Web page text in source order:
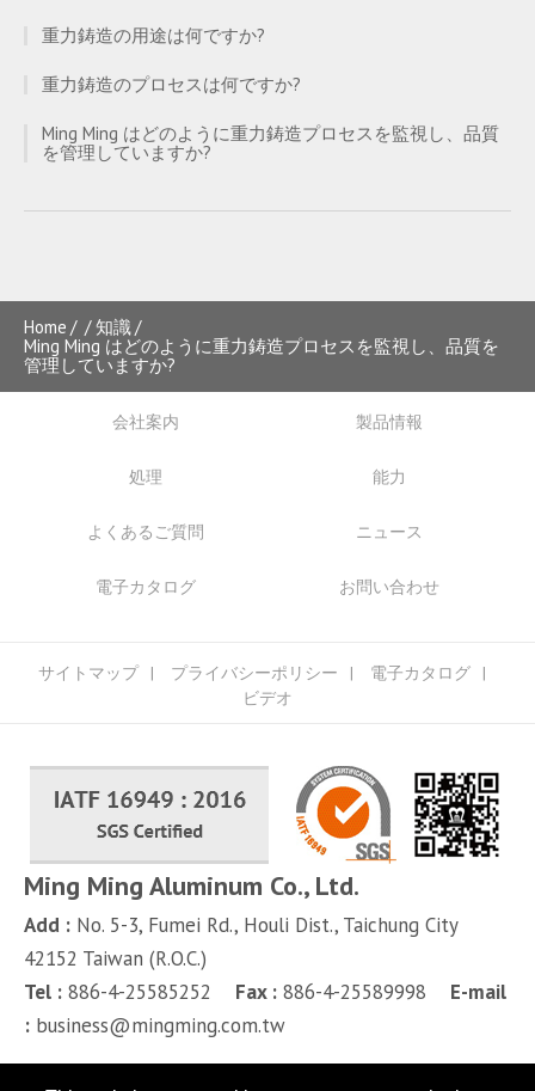
重力鋳造の用途は何ですか?
重力鋳造のプロセスは何ですか?
Ming Ming はどのように重力鋳造プロセスを監視し、品質
を管理していますか?
Home
知識
Ming Ming はどのように重力鋳造プロセスを監視し、品質を
管理していますか?
会社案内 製品情報
処理 能力
よくあるご質問 ニュース
電子カタログ お問い合わせ
サイトマップ プライバシーポリシー
電子カタログ
ビデオ
Ming Ming Aluminum Co., Ltd.
Add : No. 5-3, Fumei Rd., Houli Dist., Taichung City
42152 Taiwan (R.O.C.)
Tel : 886-4-25585252 Fax : 886-4-25589998
E-mail
: business@mingming.com.tw